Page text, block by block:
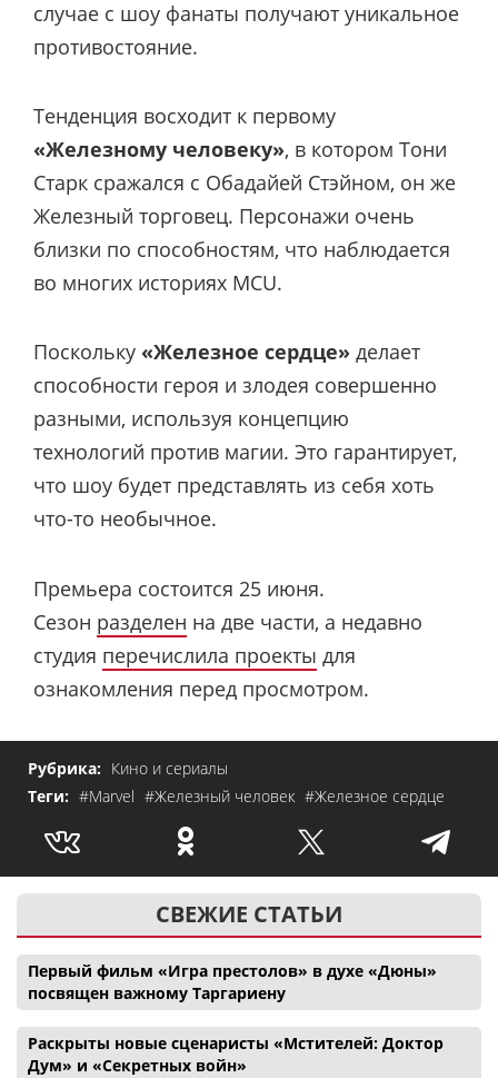
случае с шоу фанаты получают уникальное
противостояние.
Тенденция восходит к первому
«Железному человеку», в котором Тони
Старк сражался с Обадайей Стэйном, он же
Железный торговец. Персонажи очень
близки по способностям, что наблюдается
во многих историях MCU.
Поскольку «Железное сердце» делает
способности героя и злодея совершенно
разными, используя концепцию
технологий против магии. Это гарантирует,
что шоу будет представлять из себя хоть
что-то необычное.
Премьера состоится 25 июня.
Сезон разделен на две части, а недавно
студия перечислила проекты для
ознакомления перед просмотром.
Рубрика: Кино и сериалы
Теги: #Marvel #Железный человек #Железное сердце
СВЕЖИЕ СТАТЬИ
Первый фильм «Игра престолов» в духе «Дюны»
посвящен важному Таргариену
Раскрыты новые сценаристы «Мстителей: Доктор
Дум» и «Секретных войн»